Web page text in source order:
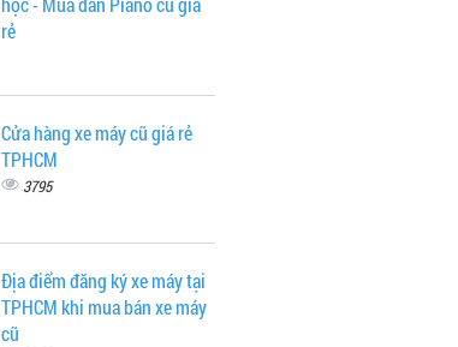
rẻ
Cửa hàng xe máy cũ giá rẻ
TPHCM
3795
Địa điểm đăng ký xe máy tại
TPHCM khi mua bán xe máy
cũ